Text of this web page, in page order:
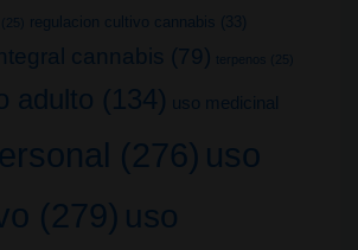
(25) regulacion cultivo cannabis (33)
cannabis (79) terpenos (25)
adulto (134) uso medicinal
(276) uso
(279) uso